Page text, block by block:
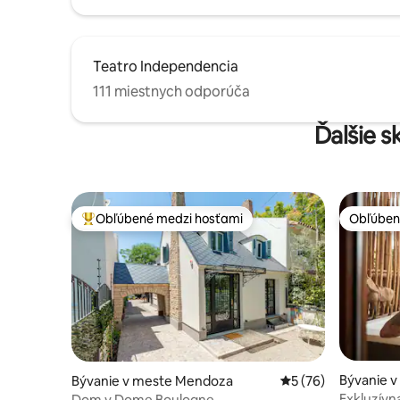
Teatro Independencia
111 miestnych odporúča
Ďalšie
Najobľúbenejšie medzi hosťami
Obľúbené medzi hosťami
Bývanie v meste Mendoza Priemerné
5 (76)
Bývanie